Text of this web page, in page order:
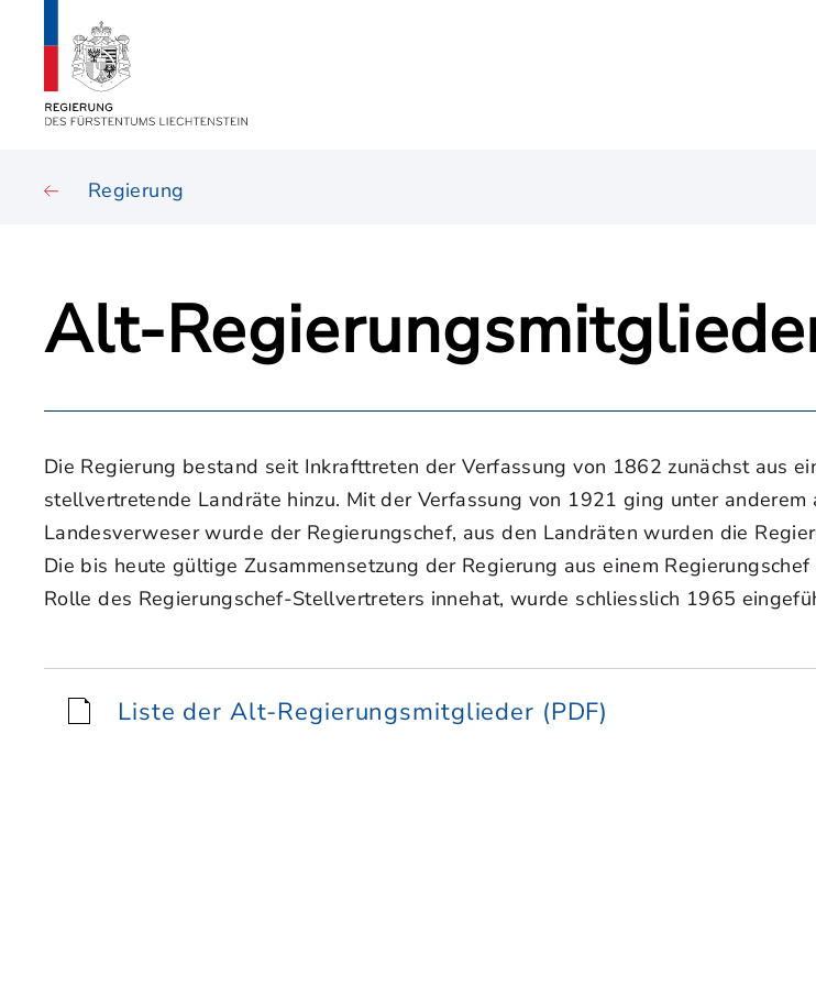
Regierung
Alt-
Die Regierung bestand seit Inkrafttreten der Verfassung von 1862 zunächst aus
stellvertretende Landräte hinzu. Mit der Verfassung von 1921 ging unter
Landesverweser wurde der Regierungschef, aus den Landräten wurden die
Die bis heute gültige Zusammensetzung der Regierung aus einem
Rolle des Regierungschef-Stellvertreters innehat, wurde schliesslich 1965
Liste der Alt-Regierungsmitglieder (PDF)